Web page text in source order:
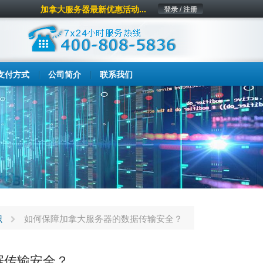
登录 / 注册
加拿大服务器最新优惠活动...
付方式 公司简介 联系我们
如何保障加拿大服务器的数据传输安全？